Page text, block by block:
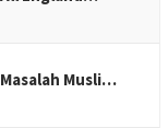
Musli…